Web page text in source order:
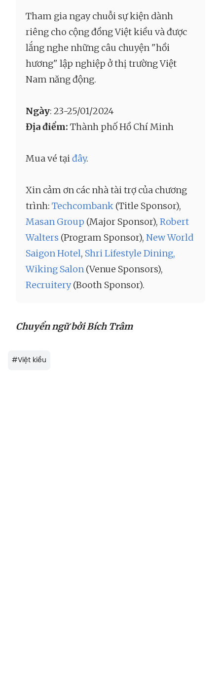
Tham gia ngay chuỗi sự kiện dành
riêng cho cộng đồng Việt kiều và được
lắng nghe những câu chuyện "hồi
hương" lập nghiệp ở thị trường Việt
Nam năng động.
Ngày: 23-25/01/2024
Địa điểm: Thành phố Hồ Chí Minh
Mua vé tại đây.
Xin cảm ơn các nhà tài trợ của chương
trình: Techcombank (Title Sponsor),
Masan Group (Major Sponsor), Robert
Walters (Program Sponsor), New World
Saigon Hotel, Shri Lifestyle Dining,
Wiking Salon (Venue Sponsors),
Recruitery(Booth Sponsor).
Chuyển ngữ bởi Bích Trâm
#Việt kiều